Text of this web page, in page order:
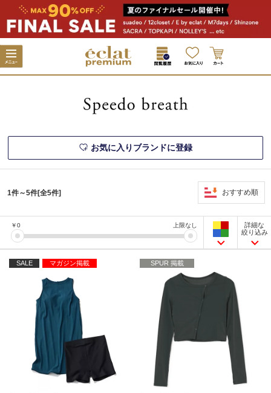
お気に入りブランドに登録
1件～5件[全5件] おすすめ順
￥0 上限なし
詳細な
絞り込み
SALE マガジン掲載 SPUR 掲載